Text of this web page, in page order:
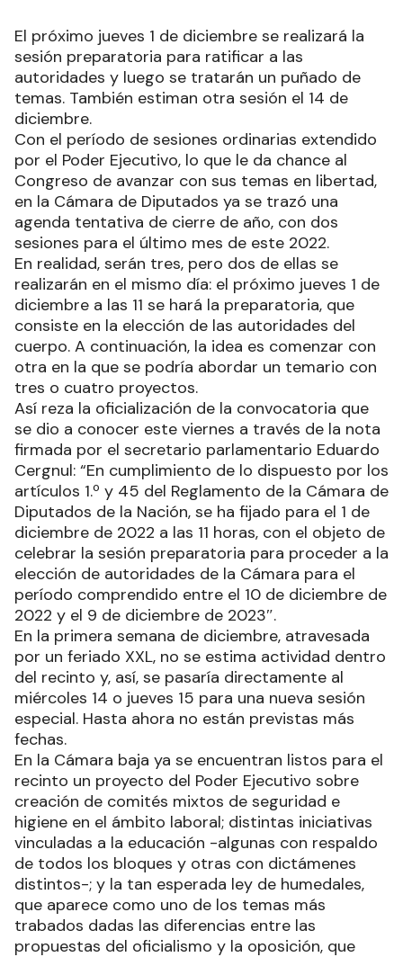
El próximo jueves 1 de diciembre se realizará la
sesión preparatoria para ratificar a las
autoridades y luego se tratarán un puñado de
temas. También estiman otra sesión el 14 de
diciembre.
Con el período de sesiones ordinarias extendido
por el Poder Ejecutivo, lo que le da chance al
Congreso de avanzar con sus temas en libertad,
en la Cámara de Diputados ya se trazó una
agenda tentativa de cierre de año, con dos
sesiones para el último mes de este 2022.
En realidad, serán tres, pero dos de ellas se
realizarán en el mismo día: el próximo jueves 1 de
diciembre a las 11 se hará la preparatoria, que
consiste en la elección de las autoridades del
cuerpo. A continuación, la idea es comenzar con
otra en la que se podría abordar un temario con
tres o cuatro proyectos.
Así reza la oficialización de la convocatoria que
se dio a conocer este viernes a través de la nota
firmada por el secretario parlamentario Eduardo
Cergnul: “En cumplimiento de lo dispuesto por los
artículos 1.º y 45 del Reglamento de la Cámara de
Diputados de la Nación, se ha fijado para el 1 de
diciembre de 2022 a las 11 horas, con el objeto de
celebrar la sesión preparatoria para proceder a la
elección de autoridades de la Cámara para el
período comprendido entre el 10 de diciembre de
2022 y el 9 de diciembre de 2023″.
En la primera semana de diciembre, atravesada
por un feriado XXL, no se estima actividad dentro
del recinto y, así, se pasaría directamente al
miércoles 14 o jueves 15 para una nueva sesión
especial. Hasta ahora no están previstas más
fechas.
En la Cámara baja ya se encuentran listos para el
recinto un proyecto del Poder Ejecutivo sobre
creación de comités mixtos de seguridad e
higiene en el ámbito laboral; distintas iniciativas
vinculadas a la educación -algunas con respaldo
de todos los bloques y otras con dictámenes
distintos-; y la tan esperada ley de humedales,
que aparece como uno de los temas más
trabados dadas las diferencias entre las
propuestas del oficialismo y la oposición, que